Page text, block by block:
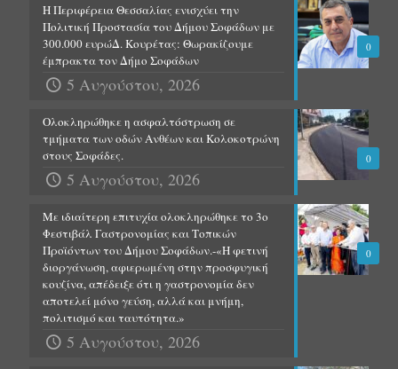
0
Η Περιφέρεια Θεσσαλίας ενισχύει την
Πολιτική Προστασία του Δήμου Σοφάδων με
300.000 ευρώΔ. Κουρέτας: Θωρακίζουμε
έμπρακτα τον Δήμο Σοφάδων
5 Αυγούστου, 2026
0
Ολοκληρώθηκε η ασφαλτόστρωση σε
τμήματα των οδών Ανθέων και Κολοκοτρώνη
στους Σοφάδες.
5 Αυγούστου, 2026
0
Με ιδιαίτερη επιτυχία ολοκληρώθηκε το 3ο
Φεστιβάλ Γαστρονομίας και Τοπικών
Προϊόντων του Δήμου Σοφάδων.-«Η φετινή
διοργάνωση, αφιερωμένη στην προσφυγική
κουζίνα, απέδειξε ότι η γαστρονομία δεν
αποτελεί μόνο γεύση, αλλά και μνήμη,
πολιτισμό και ταυτότητα.»
5 Αυγούστου, 2026